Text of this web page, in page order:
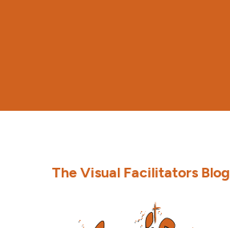
The Visual Facilitators Blog